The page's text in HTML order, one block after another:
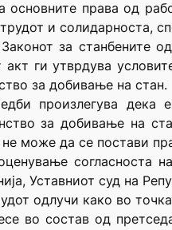
права од
и солидарноста,
за станбените
ги утврдува
за добивање на стан.
произлегува
за добивање на
може да се постави
согласноста
Уставниот суд на
одлучи како во
во состав од